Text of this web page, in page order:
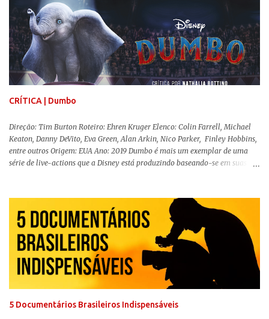
menos de vilão. O longa de Todd Phillips (Se Beber, Não Case!) segue uma
trajetória profunda do reflexo da corrupção da sociedade na vida de um ser
humano, capaz de causar perturbação e desconforto do inicio ao fim da
projeção, e por mais um bom tempo após deixar o cinema. Trata-se de
uma obra difícil de ser "digerida", pois lida com temas sensíveis, como
abuso, doença mental, bullying e violência física. Todo esse turbilhão de
informações molda a mente d...
CRÍTICA | Dumbo
Direção: Tim Burton Roteiro: Ehren Kruger Elenco: Colin Farrell, Michael
Keaton, Danny DeVito, Eva Green, Alan Arkin, Nico Parker, Finley Hobbins,
entre outros Origem: EUA Ano: 2019 Dumbo é mais um exemplar de uma
série de live-actions que a Disney está produzindo baseando-se em suas
remake , já que a história do elefantinho voador foi reinventada de forma
mais realista, se adequando perfeitamente a proposta. Não há animais
falantes, por exemplo, mas nem por isso o tom lúdico e infantil é deixado
de lado. Apesar da relevância histórica, o filme supera a animação original
em termos visuais e narrativos, , superando a animação original em termos
visuais e narrativos. A história começa quando o pai das crianças, Holt
Ferrier (Colin Farrell), uma ex-estrela de circo, volta da guerra e se depara
5 Documentários Brasileiros Indispensáveis